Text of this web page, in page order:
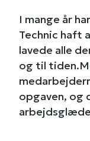
I mange år
Technic haft
lavede alle
og til
opgaven, og